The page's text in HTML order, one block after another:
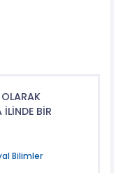
BİR
Bilimler